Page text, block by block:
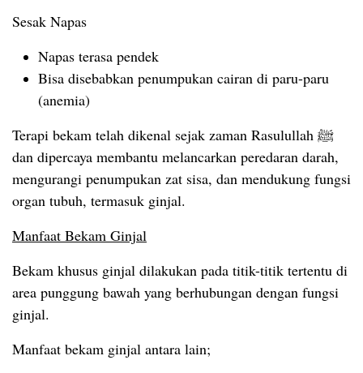
Sesak Napas
Napas terasa pendek
Bisa disebabkan penumpukan cairan di paru-paru
(anemia)
Terapi bekam telah dikenal sejak zaman Rasulullah ﷺ
dan dipercaya membantu melancarkan peredaran darah,
mengurangi penumpukan zat sisa, dan mendukung fungsi
organ tubuh, termasuk ginjal.
Manfaat Bekam Ginjal
Bekam khusus ginjal dilakukan pada titik-titik tertentu di
area punggung bawah yang berhubungan dengan fungsi
ginjal.
Manfaat bekam ginjal antara lain;